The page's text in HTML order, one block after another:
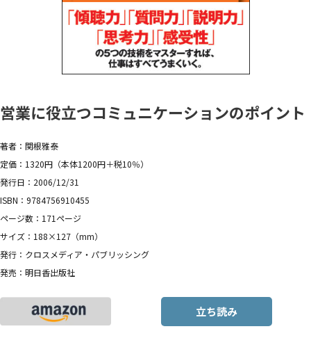
営業に役立つコミュニケーションのポイント
著者：関根雅泰
定価：1320円（本体1200円＋税10％）
発行日：2006/12/31
ISBN：9784756910455
ページ数：171ページ
サイズ：188×127（mm）
発行：クロスメディア・パブリッシング
発売：明日香出版社
立ち読み